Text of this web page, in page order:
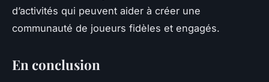
d’activités qui peuvent aider à créer une
communauté de joueurs fidèles et engagés.
En conclusion